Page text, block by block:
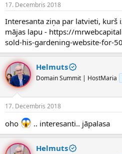
n
a
u
z
s
ā
c
ē
j
s
a
u
m
s
17. Decembris 2018
Interesanta ziņa par latvieti, kurš
mājas lapu - https://
sold-his-gardening-website-for-
Helmuts
Domain Summit | HostMaria
17. Decembris 2018
oho .. interesanti.. jāpalasa
Helmuts